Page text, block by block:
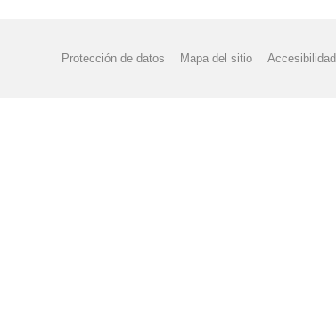
Protección de datos Mapa del sitio Accesibilidad